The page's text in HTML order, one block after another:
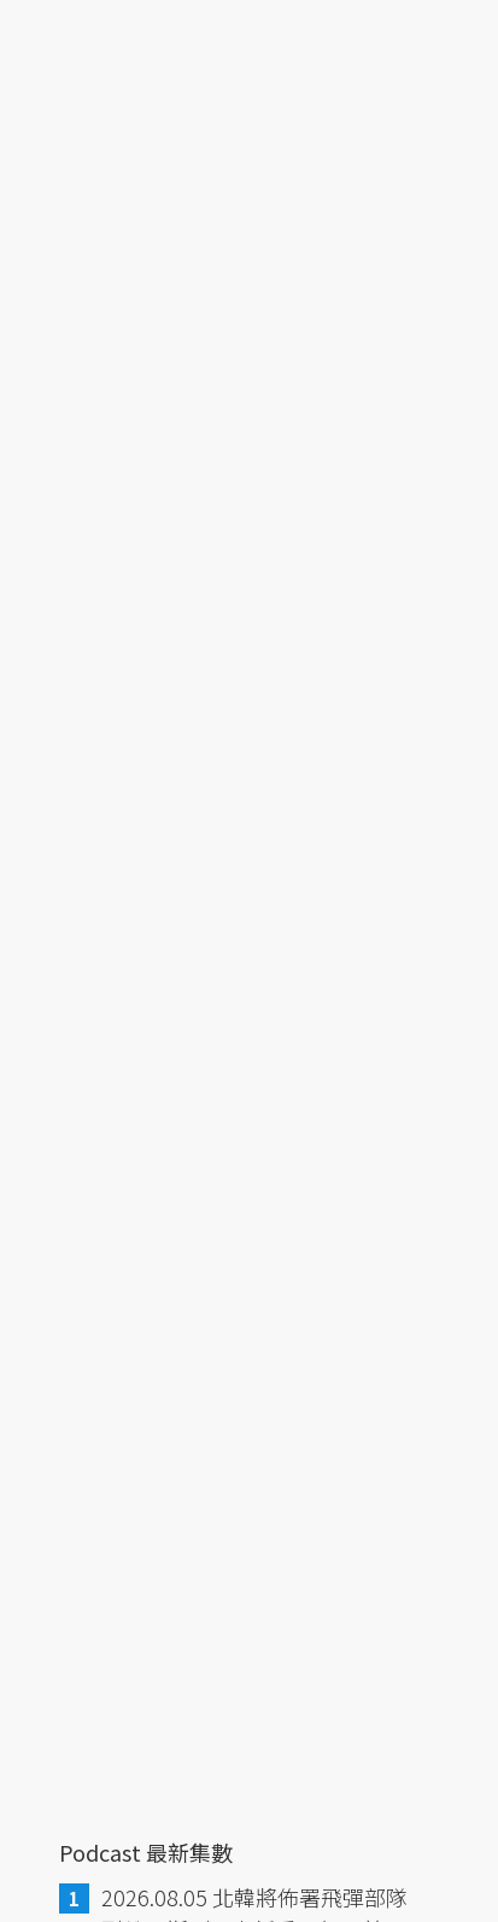
Podcast 最新集數
2026.08.05 北韓將佈署飛彈部隊